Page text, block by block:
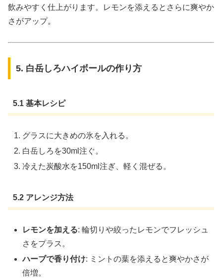
飲みやすく仕上がります。レモンを添えるとさらに爽やか
さがアップ。
5. 白岳しろハイボールの作り方
5.1 基本レシピ
グラスに大きめの氷を入れる。
白岳しろを30ml注ぐ。
冷えた炭酸水を150ml注ぎ、軽く混ぜる。
5.2 アレンジ方法
レモンを加える: 輪切りや絞ったレモンでフレッシュ
さをプラス。
ハーブで香り付け: ミントの葉を添えると爽やかさが
倍増。